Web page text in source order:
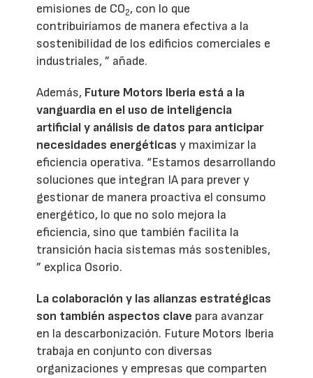
emisiones de CO2, con lo que
contribuiríamos de manera efectiva a la
sostenibilidad de los edificios comerciales e
industriales, ” añade.
Además, Future Motors Iberia está a la
vanguardia en el uso de inteligencia
artificial y análisis de datos para anticipar
necesidades energéticas y maximizar la
eficiencia operativa. “Estamos desarrollando
soluciones que integran IA para prever y
gestionar de manera proactiva el consumo
energético, lo que no solo mejora la
eficiencia, sino que también facilita la
transición hacia sistemas más sostenibles,
” explica Osorio.
La colaboración y las alianzas estratégicas
son también aspectos clave para avanzar
en la descarbonización. Future Motors Iberia
trabaja en conjunto con diversas
organizaciones y empresas que comparten